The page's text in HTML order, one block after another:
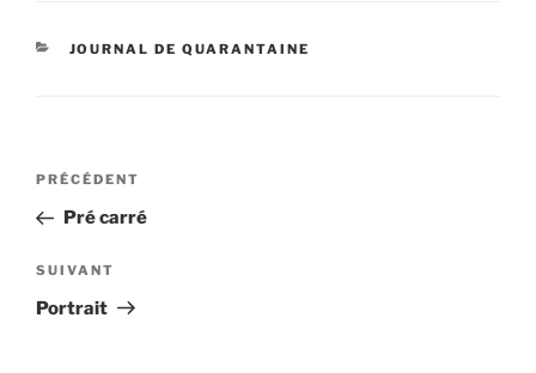
CATÉGORIES
JOURNAL DE QUARANTAINE
Navigation
l’article
Article
précédent
PRÉCÉDENT
Pré carré
Article
suivant
SUIVANT
Portrait